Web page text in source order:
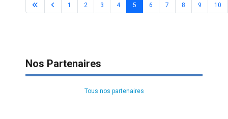
Page 5 sur 18
1 2 3 4 5 6 7 8 9 10
Nos Partenaires
Tous nos partenaires